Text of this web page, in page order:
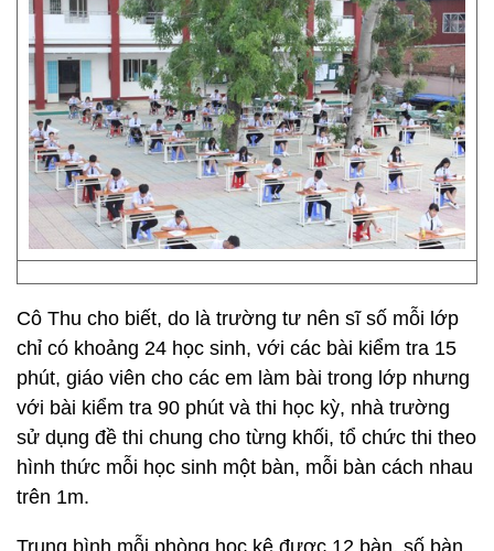
Cô Thu cho biết, do là trường tư nên sĩ số mỗi lớp
chỉ có khoảng 24 học sinh, với các bài kiểm tra 15
phút, giáo viên cho các em làm bài trong lớp nhưng
với bài kiểm tra 90 phút và thi học kỳ, nhà trường
sử dụng đề thi chung cho từng khối, tổ chức thi theo
hình thức mỗi học sinh một bàn, mỗi bàn cách nhau
trên 1m.
Trung bình mỗi phòng học kê được 12 bàn, số bàn